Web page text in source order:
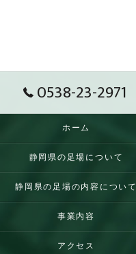
0538-23-2971
ホーム
静岡県の足場について
静岡県の足場の内容について
事業内容
アクセス